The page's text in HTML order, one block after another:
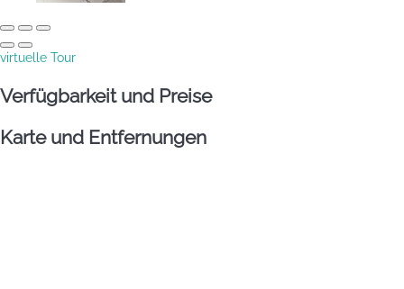
virtuelle Tour
Verfügbarkeit und Preise
Karte und Entfernungen